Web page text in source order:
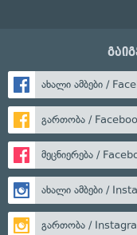
ახალი ამბები /
გართობა /
მეცნიერება /
ახალი ამბები /
გართობა /